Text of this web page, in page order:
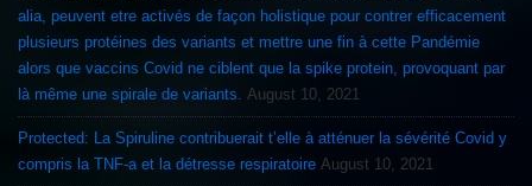
alia, peuvent etre activés de façon holistique pour contrer efficacement
plusieurs protéines des variants et mettre une fin à cette Pandémie
alors que vaccins Covid ne ciblent que la spike protein, provoquant par
là même une spirale de variants.
August 10, 2021
Protected: La Spiruline contribuerait t’elle à atténuer la sévérité Covid y
compris la TNF-a et la détresse respiratoire August 10, 2021